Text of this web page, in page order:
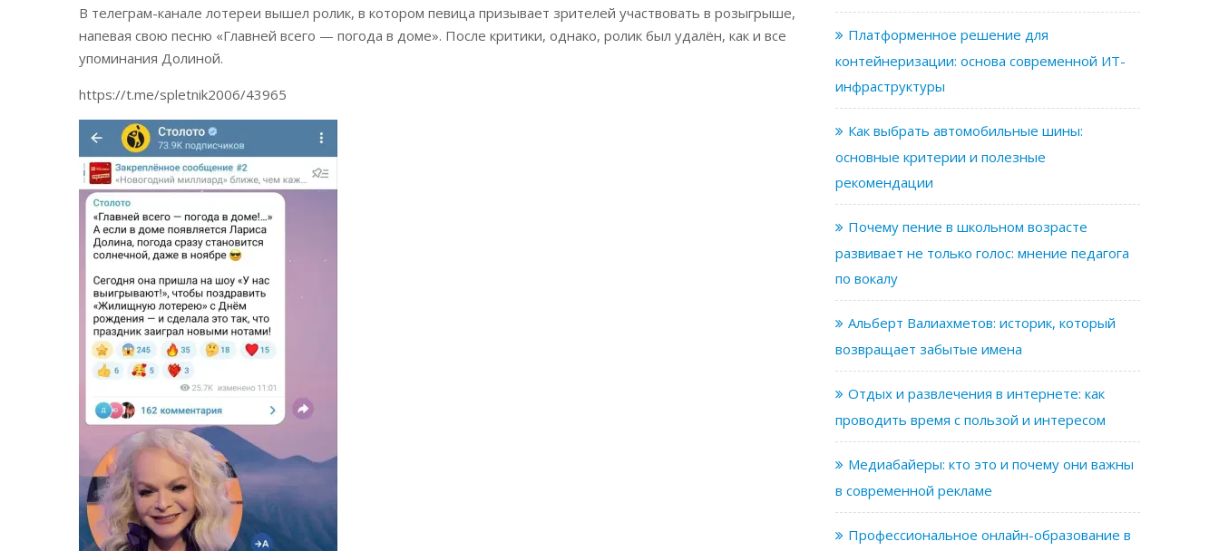
В телеграм-канале лотереи вышел ролик, в котором певица призывает зрителей участвовать в розыгрыше,
напевая свою песню «Главней всего — погода в доме». После критики, однако, ролик был удалён, как и все
упоминания Долиной.
https://t.me/spletnik2006/43965
Платформенное решение для
контейнеризации: основа современной ИТ-
инфраструктуры
Как выбрать автомобильные шины:
основные критерии и полезные
рекомендации
Почему пение в школьном возрасте
развивает не только голос: мнение педагога
по вокалу
Альберт Валиахметов: историк, который
возвращает забытые имена
Отдых и развлечения в интернете: как
проводить время с пользой и интересом
Медиабайеры: кто это и почему они важны
в современной рекламе
Профессиональное онлайн-образование в